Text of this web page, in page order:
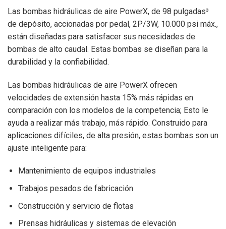
Las bombas hidráulicas de aire PowerX, de 98 pulgadas³
de depósito, accionadas por pedal, 2P/3W, 10.000 psi máx.,
están diseñadas para satisfacer sus necesidades de
bombas de alto caudal. Estas bombas se diseñan para la
durabilidad y la confiabilidad.
Las bombas hidráulicas de aire PowerX ofrecen
velocidades de extensión hasta 15% más rápidas en
comparación con los modelos de la competencia; Esto le
ayuda a realizar más trabajo, más rápido. Construido para
aplicaciones difíciles, de alta presión, estas bombas son un
ajuste inteligente para:
Mantenimiento de equipos industriales
Trabajos pesados de fabricación
Construcción y servicio de flotas
Prensas hidráulicas y sistemas de elevación